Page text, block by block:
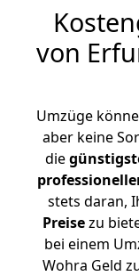
von
Umzüge
aber keine
die
stets daran,
Preisezu
bei einem
Wohra Geld